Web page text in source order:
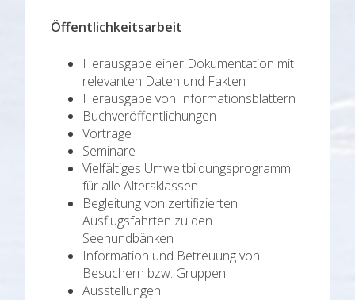
Öffentlichkeitsarbeit
Herausgabe einer Dokumentation mit
relevanten Daten und Fakten
Herausgabe von Informationsblättern
Buchveröffentlichungen
Vorträge
Seminare
Vielfältiges Umweltbildungsprogramm
für alle Altersklassen
Begleitung von zertifizierten
Ausflugsfahrten zu den
Seehundbänken
Information und Betreuung von
Besuchern bzw. Gruppen
Ausstellungen